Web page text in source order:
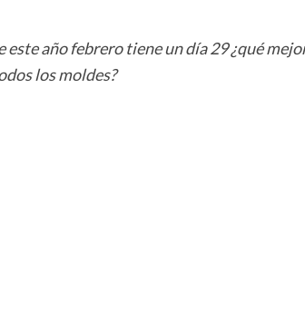
este año febrero tiene un día 29 ¿qué
los moldes?